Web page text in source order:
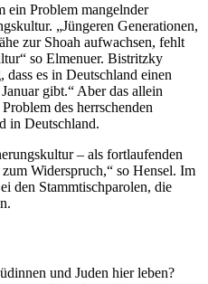
ein Problem mangelnder
„Jüngeren Generationen,
zur Shoah aufwachsen, fehlt
so Elmenuer. Bistritzky
es in Deutschland einen
gibt.“ Aber das allein
des herrschenden
in Deutschland.
– als fortlaufenden
Widerspruch,“ so Hensel. Im
den Stammtischparolen, die
und Juden hier leben?